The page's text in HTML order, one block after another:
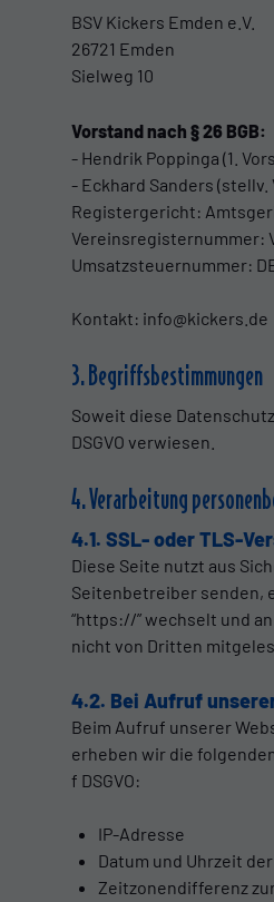
BSV Kickers Emden e.V.
26721 Emden
Sielweg 10
Vorstand nach § 26 BGB:
- Hendrik Poppinga (1.
- Eckhard Sanders
Registergericht:
Vereinsregisternummer:
Umsatzsteuernummer:
Kontakt: info@kickers.de
3. Begriffsbestimmungen
Soweit diese
DSGVO verwiesen.
4. Verarbeitung
4.1. SSL- oder TLS-
Diese Seite nutzt aus
Seitenbetreiber senden,
“https://” wechselt und
nicht von Dritten
4.2. Bei Aufruf
Beim Aufruf unserer
erheben wir die
f DSGVO:
IP-Adresse
Datum und Uhrzeit
Zeitzonendifferenz